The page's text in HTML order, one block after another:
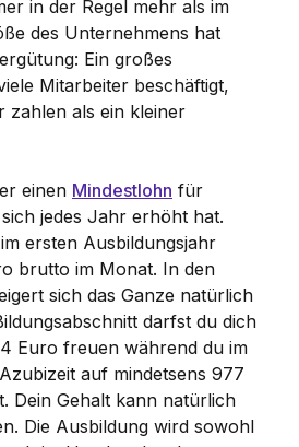
in der Regel mehr als im
des Unternehmens hat
Ein großes
Mitarbeiter beschäftigt,
zahlen als ein kleiner
einen Mindestlohn für
jedes Jahr erhöht hat.
ersten Ausbildungsjahr
brutto im Monat. In den
sich das Ganze natürlich
darfst du dich
Euro freuen während du im
auf mindetsens 977
Dein Gehalt kann natürlich
Die Ausbildung wird sowohl